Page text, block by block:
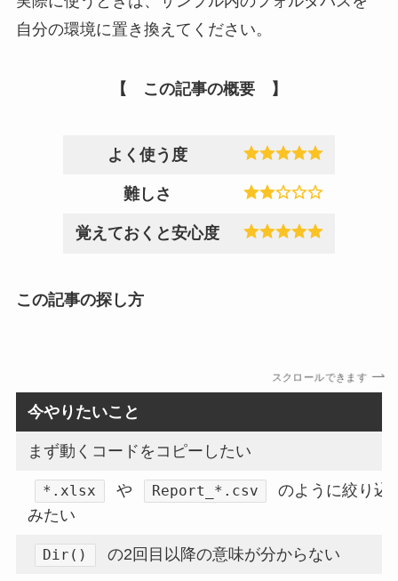
自分の環境に置き換えてください。
【 この記事の概要 】
よく使う度
難しさ
覚えておくと安心度
この記事の探し方
スクロールできます
今やりたいこと
まず動くコードをコピーしたい
*.xlsx や Report_*.csv
のように絞り込
みたい
Dir() の2回目以降の意味が分からない